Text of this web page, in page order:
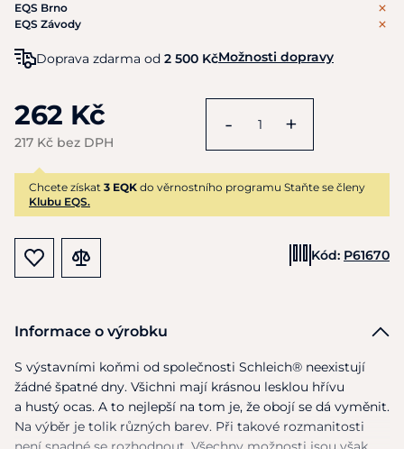
EQS Brno
EQS Závody
Doprava zdarma od 2 500 KčMožnosti dopravy
262 Kč
217 Kč bez DPH
- +
Chcete získat 3 EQK do věrnostního programu Staňte se členy
Klubu EQS.
Kód: P61670
Informace o výrobku
S výstavními koňmi od společnosti Schleich® neexistují
žádné špatné dny. Všichni mají krásnou lesklou hřívu
a hustý ocas. A to nejlepší na tom je, že obojí se dá vyměnit.
Na výběr je tolik různých barev. Při takové rozmanitosti